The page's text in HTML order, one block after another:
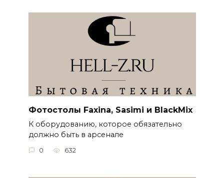
Фотостолы Faxina, Sasimi и BlackMix
К оборудованию, которое обязательно
должно быть в арсенале
0 632